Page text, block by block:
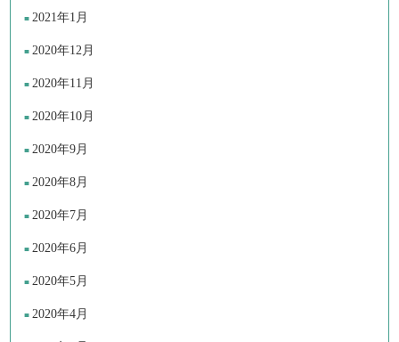
2021年1月
2020年12月
2020年11月
2020年10月
2020年9月
2020年8月
2020年7月
2020年6月
2020年5月
2020年4月